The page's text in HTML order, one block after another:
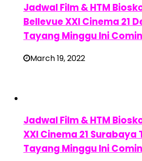
Jadwal Film & HTM
Bellevue XXI Cinema 21
Tayang Minggu Ini
March 19, 2022
Jadwal Film & HTM
XXI Cinema 21 Surabaya
Tayang Minggu Ini